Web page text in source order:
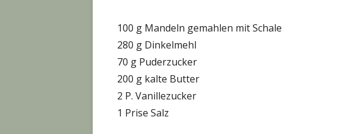
100 g Mandeln gemahlen mit Schale
280 g Dinkelmehl
70 g Puderzucker
200 g kalte Butter
2 P. Vanillezucker
1 Prise Salz